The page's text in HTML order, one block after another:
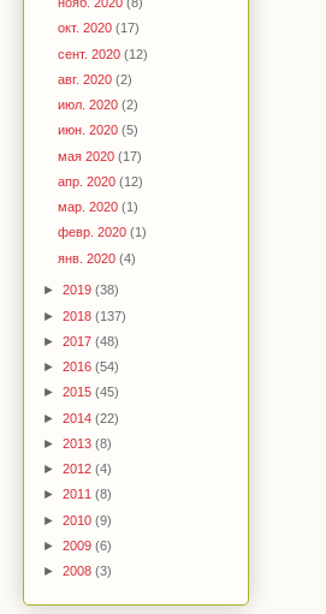
окт. 2020(17)
сент. 2020(12)
авг. 2020(2)
июл. 2020(2)
июн. 2020(5)
мая 2020(17)
апр. 2020(12)
мар. 2020(1)
февр. 2020(1)
янв. 2020(4)
► 2019 (38)
► 2018 (137)
► 2017 (48)
► 2016 (54)
► 2015 (45)
► 2014 (22)
► 2013 (8)
► 2012 (4)
► 2011 (8)
► 2010 (9)
► 2009 (6)
► 2008 (3)